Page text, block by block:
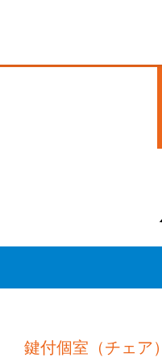
鍵付個室（チェア）